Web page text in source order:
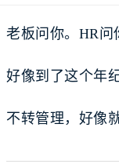
老板问你。HR问
好像到了这个年
不转管理，好像